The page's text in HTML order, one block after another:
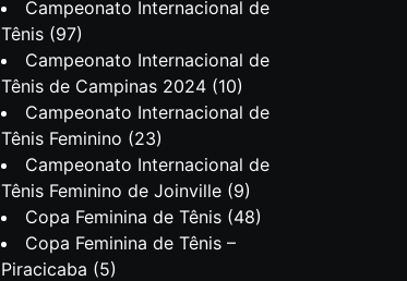
Campeonato Internacional de
Tênis (97)
Campeonato Internacional de
Tênis de Campinas 2024 (10)
Campeonato Internacional de
Tênis Feminino (23)
Campeonato Internacional de
Tênis Feminino de Joinville (9)
Copa Feminina de Tênis (48)
Copa Feminina de Tênis –
Piracicaba (5)